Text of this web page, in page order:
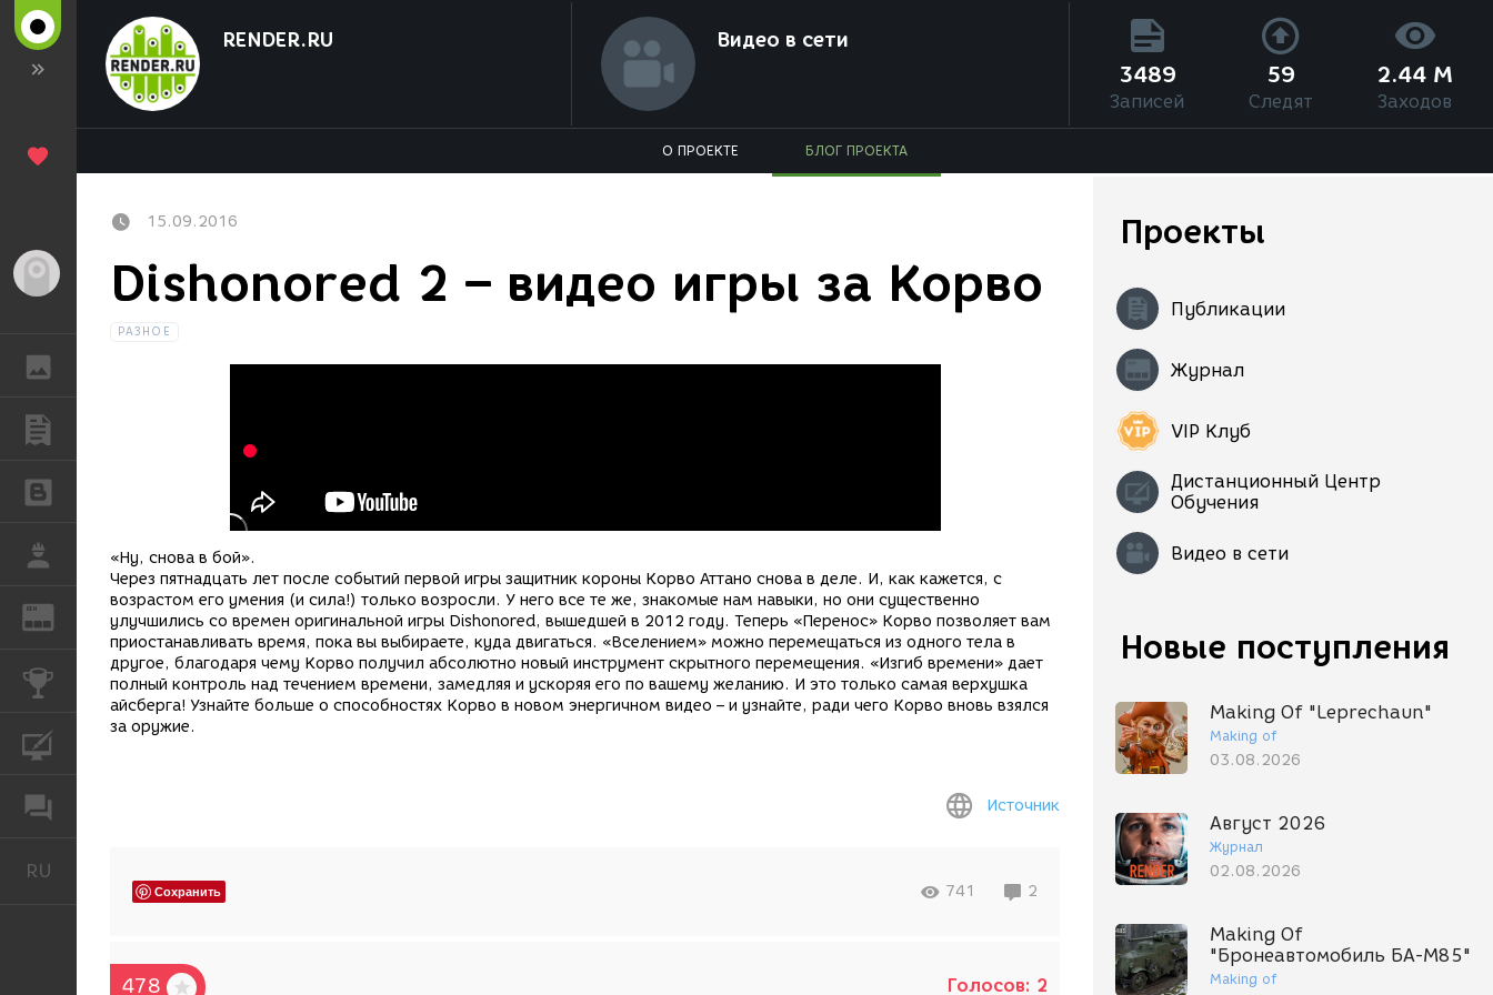
РАБОТА
REN ЖУРНАЛ
КОНКУРСЫ
RU
RENDER.RU Видео в сети
3489
Записей
59
Следят
2.44 M
Заходов
О ПРОЕКТЕ БЛОГ ПРОЕКТА
Проекты
Публикации
Журнал
VIP Клуб
Дистанционный Центр
Обучения
Видео в сети
Новые поступления
Making Of "Leprechaun"
Making of
03.08.2026
Август 2026
Журнал
02.08.2026
Making Of
"Бронеавтомобиль БА-М85"
Making of
15.09.2016
Dishonored 2 – видео игры за Корво
РАЗНОЕ
«Ну, снова в бой».
Через пятнадцать лет после событий первой игры защитник короны Корво Аттано снова в деле. И, как кажется, с
возрастом его умения (и сила!) только возросли. У него все те же, знакомые нам навыки, но они существенно
улучшились со времен оригинальной игры Dishonored, вышедшей в 2012 году. Теперь «Перенос» Корво позволяет вам
приостанавливать время, пока вы выбираете, куда двигаться. «Вселением» можно перемещаться из одного тела в
другое, благодаря чему Корво получил абсолютно новый инструмент скрытного перемещения. «Изгиб времени» дает
полный контроль над течением времени, замедляя и ускоряя его по вашему желанию. И это только самая верхушка
айсберга! Узнайте больше о способностях Корво в новом энергичном видео – и узнайте, ради чего Корво вновь взялся
за оружие.
Источник
Сохранить 741 2
478 Голосов: 2